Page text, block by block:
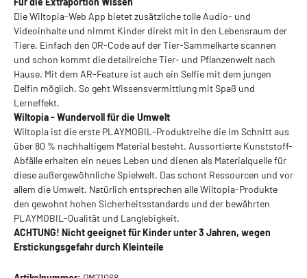
Die Wiltopia-Web App bietet zusätzliche tolle Audio- und
Videoinhalte und nimmt Kinder direkt mit in den Lebensraum der
Tiere. Einfach den QR-Code auf der Tier-Sammelkarte scannen
und schon kommt die detailreiche Tier- und Pflanzenwelt nach
Hause. Mit dem AR-Feature ist auch ein Selfie mit dem jungen
Delfin möglich. So geht Wissensvermittlung mit Spaß und
Lerneffekt.
Wiltopia - Wundervoll für die Umwelt
Wiltopia ist die erste PLAYMOBIL-Produktreihe die im Schnitt aus
über 80 % nachhaltigem Material besteht. Aussortierte Kunststoff-
Abfälle erhalten ein neues Leben und dienen als Materialquelle für
diese außergewöhnliche Spielwelt. Das schont Ressourcen und vor
allem die Umwelt. Natürlich entsprechen alle Wiltopia-Produkte
den gewohnt hohen Sicherheitsstandards und der bewährten
PLAYMOBIL-Qualität und Langlebigkeit.
ACHTUNG! Nicht geeignet für Kinder unter 3 Jahren, wegen
Erstickungsgefahr durch Kleinteile